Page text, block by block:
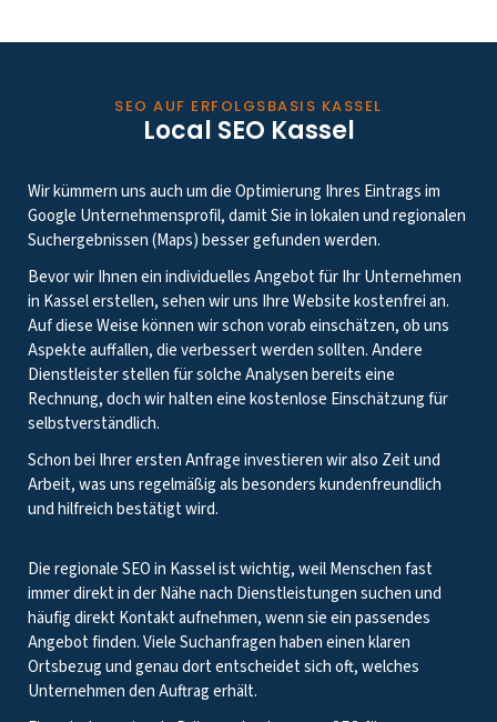
SEO AUF ERFOLGSBASIS KASSEL
Local SEO Kassel
Wir kümmern uns auch um die Optimierung Ihres Eintrags im
Google Unternehmensprofil, damit Sie in lokalen und regionalen
Suchergebnissen (Maps) besser gefunden werden.
Bevor wir Ihnen ein individuelles Angebot für Ihr Unternehmen
in Kassel erstellen, sehen wir uns Ihre Website kostenfrei an.
Auf diese Weise können wir schon vorab einschätzen, ob uns
Aspekte auffallen, die verbessert werden sollten. Andere
Dienstleister stellen für solche Analysen bereits eine
Rechnung, doch wir halten eine kostenlose Einschätzung für
selbstverständlich.
Schon bei Ihrer ersten Anfrage investieren wir also Zeit und
Arbeit, was uns regelmäßig als besonders kundenfreundlich
und hilfreich bestätigt wird.
Die regionale SEO in Kassel ist wichtig, weil Menschen fast
immer direkt in der Nähe nach Dienstleistungen suchen und
häufig direkt Kontakt aufnehmen, wenn sie ein passendes
Angebot finden. Viele Suchanfragen haben einen klaren
Ortsbezug und genau dort entscheidet sich oft, welches
Unternehmen den Auftrag erhält.